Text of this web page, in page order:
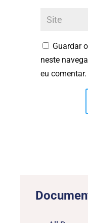
Guardar
neste
eu comentar.